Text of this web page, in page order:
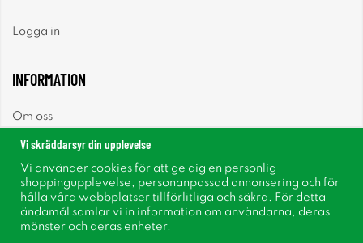
Logga in
INFORMATION
Om oss
Nyhetsbrev
Om cookies
Vi skräddarsyr din upplevelse
Vi använder cookies för att ge dig en personlig
shoppingupplevelse, personanpassad annonsering och för
hålla våra webbplatser tillförlitliga och säkra. För detta
ändamål samlar vi in information om användarna, deras
mönster och deras enheter.